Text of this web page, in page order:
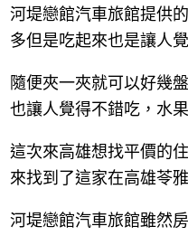
河堤戀館汽車旅館提供
多但是吃起來也是讓人
隨便夾一夾就可以好幾
也讓人覺得不錯吃，水
這次來高雄想找平價的
來找到了這家在高雄苓
河堤戀館汽車旅館雖然